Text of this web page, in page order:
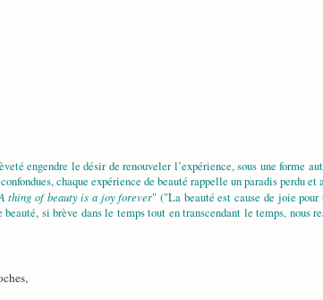
engendre le désir de renouveler l’expérience, sous une forme
chaque expérience de beauté rappelle un paradis perdu
thing of beauty is a joy forever" ("La beauté est cause de joie
si brève dans le temps tout en transcendant le temps, nous